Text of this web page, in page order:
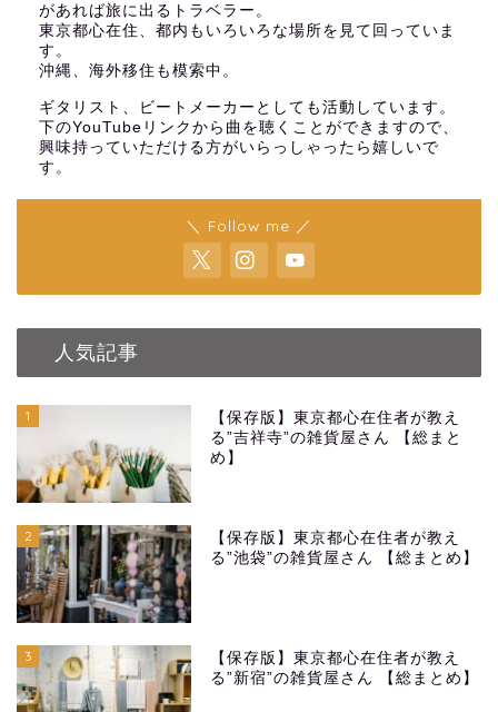
があれば旅に出るトラベラー。
東京都心在住、都内もいろいろな場所を見て回っていま
す。
沖縄、海外移住も模索中。
ギタリスト、ビートメーカーとしても活動しています。
下のYouTubeリンクから曲を聴くことができますので、
興味持っていただける方がいらっしゃったら嬉しいで
す。
＼ Follow me ／
人気記事
1
【保存版】東京都心在住者が教え
る”吉祥寺”の雑貨屋さん 【総まと
め】
2
【保存版】東京都心在住者が教え
る”池袋”の雑貨屋さん 【総まとめ】
3
【保存版】東京都心在住者が教え
る”新宿”の雑貨屋さん 【総まとめ】